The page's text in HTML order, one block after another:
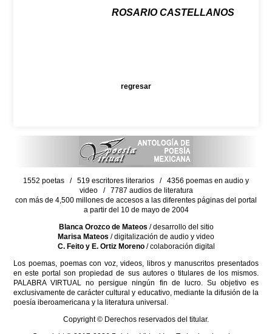
ROSARIO CASTELLANOS
regresar
1552 poetas / 519 escritores literarios / 4356 poemas en audio y
video / 7787 audios de literatura
con más de 4,500 millones de accesos a las diferentes páginas del portal
a partir del 10 de mayo de 2004
Blanca Orozco de Mateos / desarrollo del sitio
Marisa Mateos / digitalización de audio y video
C. Feito y E. Ortiz Moreno/ colaboración digital
Los poemas, poemas con voz, videos, libros y manuscritos presentados
en este portal son propiedad de sus autores o titulares de los mismos.
PALABRA VIRTUAL no persigue ningún fin de lucro. Su objetivo es
exclusivamente de carácter cultural y educativo, mediante la difusión de la
poesía iberoamericana y la literatura universal.
Copyright © Derechos reservados del titular.